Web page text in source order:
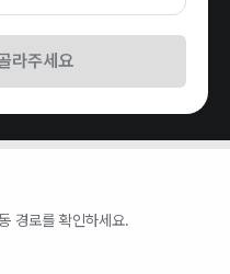
라주세요
경로를 확인하세요.